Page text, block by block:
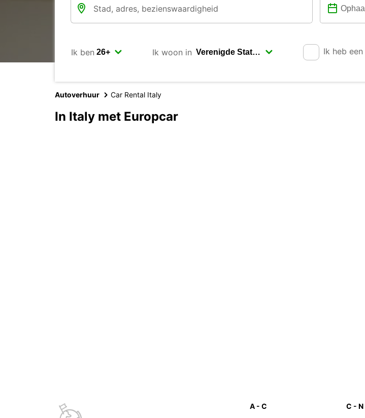
Ik ben Ik woon in Ik heb een
Autoverhuur Car Rental Italy
In Italy met Europcar
A - C
C - N